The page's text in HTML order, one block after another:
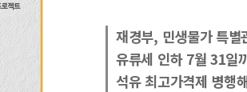
재경부, 민생물가 특
유류세 인하 7월 31일
석유 최고가격제 병행